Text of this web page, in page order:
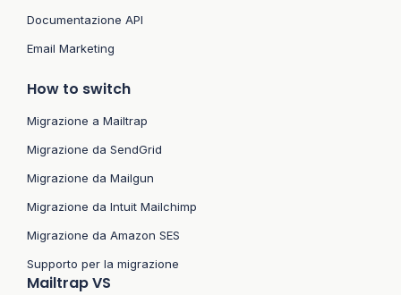
Documentazione API
Email Marketing
How to switch
Migrazione a Mailtrap
Migrazione da SendGrid
Migrazione da Mailgun
Migrazione da Intuit Mailchimp
Migrazione da Amazon SES
Supporto per la migrazione
Mailtrap VS